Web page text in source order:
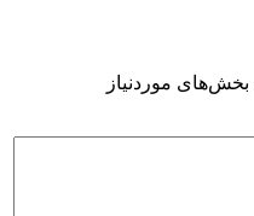
بخش‌های موردنیاز